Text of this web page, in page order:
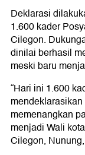
Deklarasi
1.600 kader
Cilegon.
dinilai berhasil
meski baru
“Hari ini 1.600
memenangkan
menjadi Wali
Cilegon,